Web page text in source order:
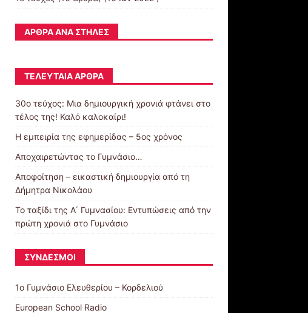
ΆΡΘΡΑ ΑΝΆ ΣΤΉΛΕΣ
ΤΕΛΕΥΤΑΊΑ ΆΡΘΡΑ
30o τεύχος: Μια δημιουργική χρονιά φτάνει στο
τέλος της! Καλό καλοκαίρι!
Η εμπειρία της εφημερίδας – 5ος χρόνος
Αποχαιρετώντας το Γυμνάσιο…
Αποφοίτηση – εικαστική δημιουργία από τη
Δήμητρα Νικολάου
Το ταξίδι της Α΄ Γυμνασίου: Εντυπώσεις από την
πρώτη χρονιά στο Γυμνάσιο
ΣΎΝΔΕΣΜΟΙ
1ο Γυμνάσιο Ελευθερίου – Κορδελιού
European School Radio